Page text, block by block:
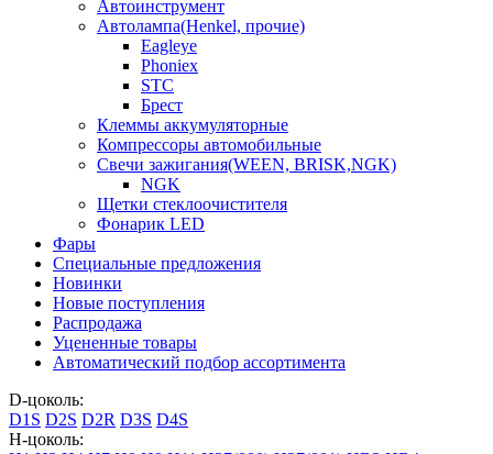
Автоинструмент
Автолампа(Henkel, прочие)
Eagleye
Phoniex
STC
Брест
Клеммы аккумуляторные
Компрессоры автомобильные
Свечи зажигания(WEEN, BRISK,NGK)
NGK
Щетки стеклоочистителя
Фонарик LED
Фары
Специальные предложения
Новинки
Новые поступления
Распродажа
Уцененные товары
Автоматический подбор ассортимента
D-цоколь:
D1S D2S D2R D3S D4S
H-цоколь: